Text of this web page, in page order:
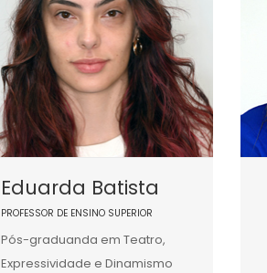
Eduarda Batista
PROFESSOR DE ENSINO SUPERIOR
Pós-graduanda em Teatro,
Expressividade e Dinamismo